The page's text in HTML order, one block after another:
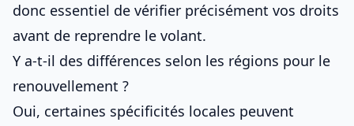
donc essentiel de vérifier précisément vos droits
avant de reprendre le volant.
Y a-t-il des différences selon les régions pour le
renouvellement ?
Oui, certaines spécificités locales peuvent